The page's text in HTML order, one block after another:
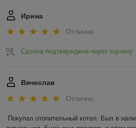
Ирина
Отлично
Сделка подтверждена через корзину
Вячеслав
Отлично
Покупал отопительный котел. Был в